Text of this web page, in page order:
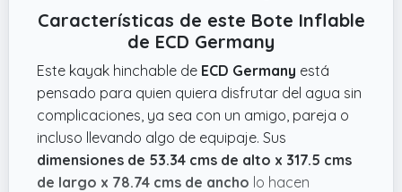
Características de este Bote Inflable
de ECD Germany
Este kayak hinchable de ECD Germany está
pensado para quien quiera disfrutar del agua sin
complicaciones, ya sea con un amigo, pareja o
incluso llevando algo de equipaje. Sus
dimensiones de 53.34 cms de alto x 317.5 cms
de largo x 78.74 cms de ancho lo hacen